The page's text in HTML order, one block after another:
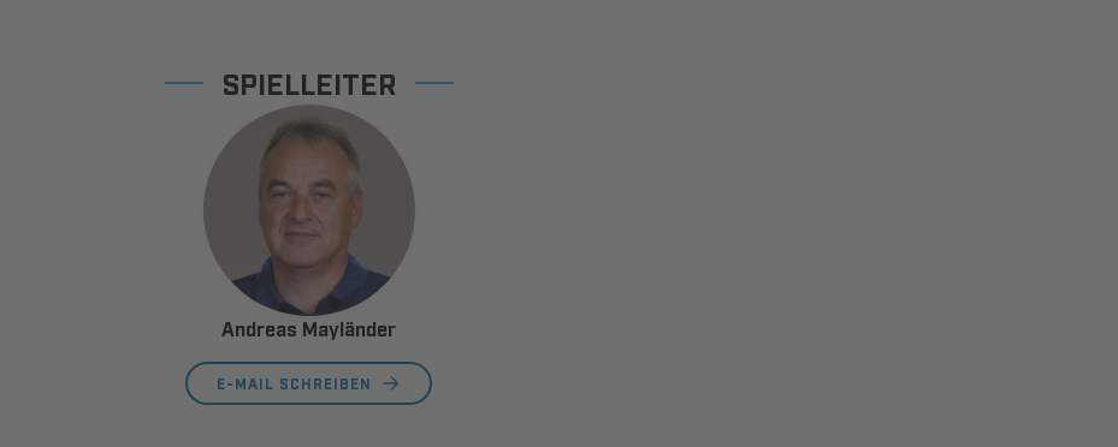
SPIELLEITER
Andreas Mayländer
E-MAIL SCHREIBEN